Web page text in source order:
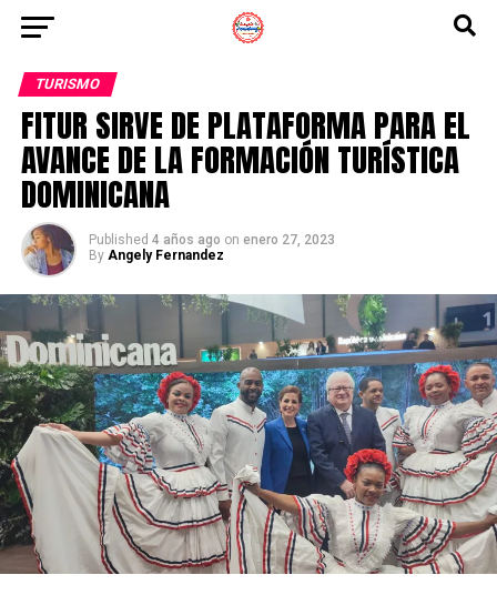
TURISMO
FITUR SIRVE DE PLATAFORMA PARA EL
AVANCE DE LA FORMACIÓN TURÍSTICA
DOMINICANA
Published 4 años ago on enero 27, 2023
By Angely Fernandez